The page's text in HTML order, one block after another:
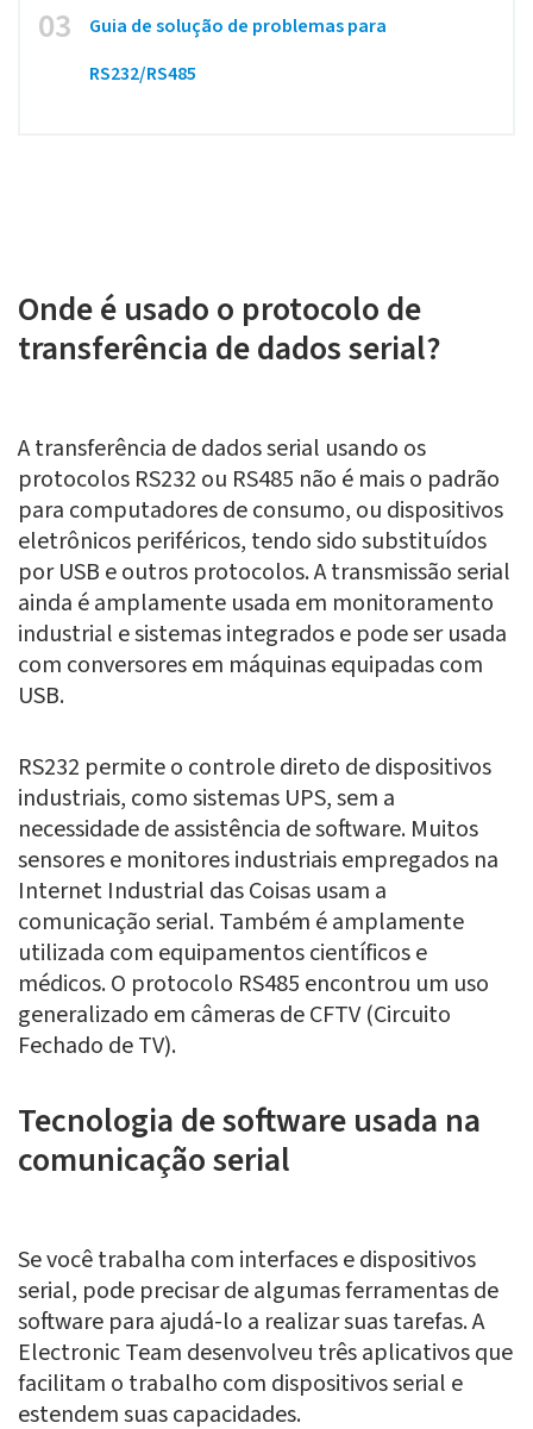
03
Guia de solução de problemas para
RS232/RS485
Onde é usado o protocolo de
transferência de dados serial?
A transferência de dados serial usando os
protocolos RS232 ou RS485 não é mais o padrão
para computadores de consumo, ou dispositivos
eletrônicos periféricos, tendo sido substituídos
por USB e outros protocolos. A transmissão serial
ainda é amplamente usada em monitoramento
industrial e sistemas integrados e pode ser usada
com conversores em máquinas equipadas com
USB.
RS232 permite o controle direto de dispositivos
industriais, como sistemas UPS, sem a
necessidade de assistência de software. Muitos
sensores e monitores industriais empregados na
Internet Industrial das Coisas usam a
comunicação serial. Também é amplamente
utilizada com equipamentos científicos e
médicos. O protocolo RS485 encontrou um uso
generalizado em câmeras de CFTV (Circuito
Fechado de TV).
Tecnologia de software usada na
comunicação serial
Se você trabalha com interfaces e dispositivos
serial, pode precisar de algumas ferramentas de
software para ajudá-lo a realizar suas tarefas. A
Electronic Team desenvolveu três aplicativos que
facilitam o trabalho com dispositivos serial e
estendem suas capacidades.